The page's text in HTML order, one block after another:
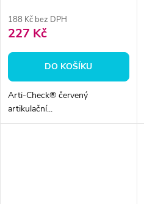
188 Kč bez DPH
227 Kč
DO KOŠÍKU
Arti-Check® červený
artikulační...